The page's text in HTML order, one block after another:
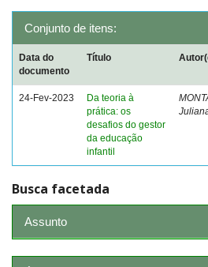
Conjunto de itens:
Data do
documento
Título
24-Fev-2023
Da teoria à
prática: os
desafios do gestor
da educação
infantil
Busca facetada
Assunto